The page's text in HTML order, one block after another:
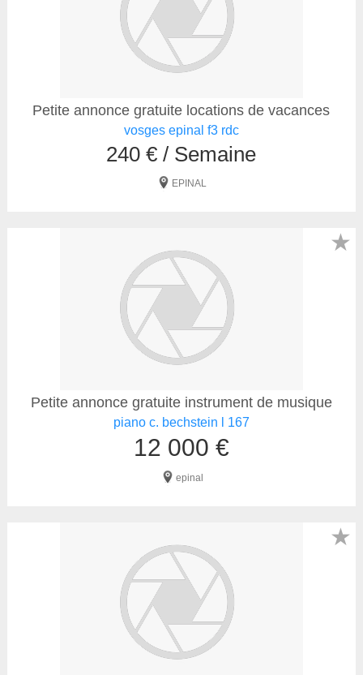
Petite annonce gratuite locations de vacances
vosges epinal f3 rdc
240 € / Semaine
EPINAL
Petite annonce gratuite instrument de musique
piano c. bechstein l 167
12 000 €
epinal
★
★